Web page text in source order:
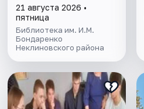
21 августа 2026 •
пятница
Библиотека им. И.М.
Бондаренко
Неклиновского района